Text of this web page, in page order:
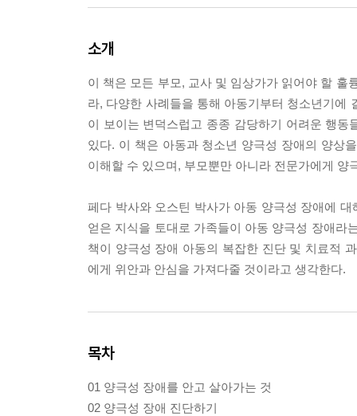
소개
이 책은 모든 부모, 교사 및 임상가가 읽어야 할 훌
라, 다양한 사례들을 통해 아동기부터 청소년기에
이 보이는 변덕스럽고 종종 감당하기 어려운 행
있다. 이 책은 아동과 청소년 양극성 장애의 양상
이해할 수 있으며, 부모뿐만 아니라 전문가에게
페다 박사와 오스틴 박사가 아동 양극성 장애에
얻은 지식을 토대로 가족들이 아동 양극성 장애라
책이 양극성 장애 아동의 복잡한 진단 및 치료적
에게 위안과 안심을 가져다줄 것이라고 생각한다.
목차
01 양극성 장애를 안고 살아가는 것
02 양극성 장애 진단하기